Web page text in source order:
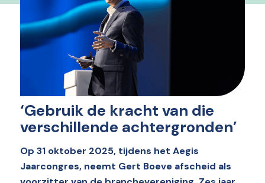
‘Gebruik de kracht van die
verschillende achtergronden’
Op 31 oktober 2025, tijdens het Aegis
Jaarcongres, neemt Gert Boeve afscheid als